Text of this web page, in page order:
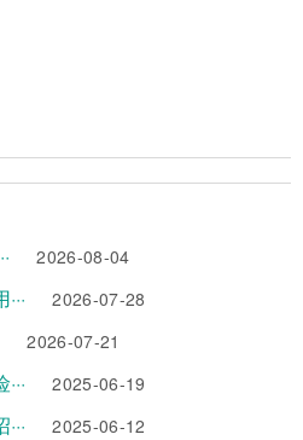
2026-08-04
2026-07-28
2026-07-21
2025-06-19
2025-06-12